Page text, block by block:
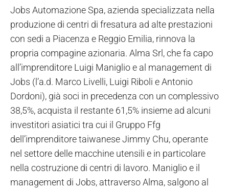
Jobs Automazione Spa, azienda specializzata nella
produzione di centri di fresatura ad alte prestazioni
con sedi a Piacenza e Reggio Emilia, rinnova la
propria compagine azionaria. Alma Srl, che fa capo
all’imprenditore Luigi Maniglio e al management di
Jobs (l’a.d. Marco Livelli, Luigi Riboli e Antonio
Dordoni), già soci in precedenza con un complessivo
38,5%, acquista il restante 61,5% insieme ad alcuni
investitori asiatici tra cui il Gruppo Ffg
dell’imprenditore taiwanese Jimmy Chu, operante
nel settore delle macchine utensili e in particolare
nella costruzione di centri di lavoro. Maniglio e il
management di Jobs, attraverso Alma, salgono al